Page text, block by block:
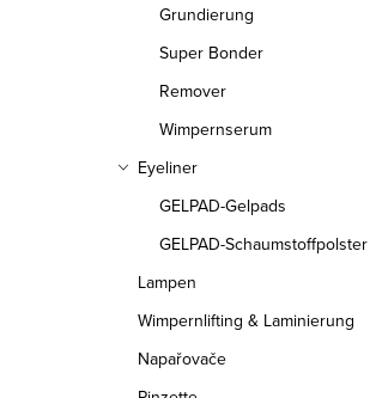
Grundierung
Super Bonder
Remover
Wimpernserum
Eyeliner
GELPAD-Gelpads
GELPAD-Schaumstoffpolster
Lampen
Wimpernlifting & Laminierung
Napařovače